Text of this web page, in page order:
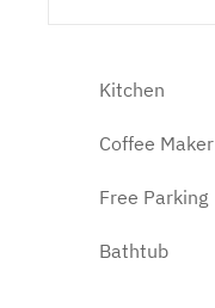
Kitchen
Coffee Maker
Free Parking
Bathtub